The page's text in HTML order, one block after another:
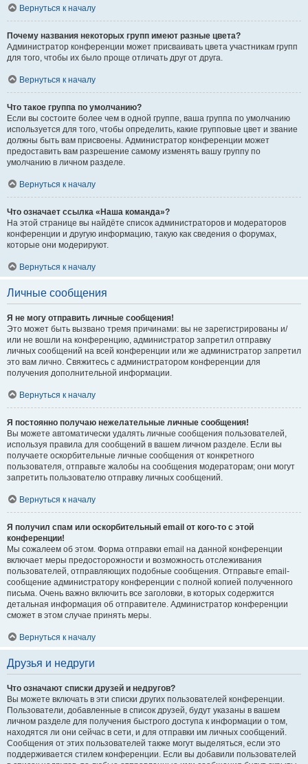
Вернуться к началу
Почему названия некоторых групп имеют разные цвета?
Администратор конференции может присваивать цвета участникам групп
для того, чтобы их было проще отличать друг от друга.
Вернуться к началу
Что такое группа по умолчанию?
Если вы состоите более чем в одной группе, ваша группа по умолчанию
используется для того, чтобы определить, какие групповые цвет и звание
должны быть вам присвоены. Администратор конференции может
предоставить вам разрешение самому изменять вашу группу по
умолчанию в личном разделе.
Вернуться к началу
Что означает ссылка «Наша команда»?
На этой странице вы найдёте список администраторов и модераторов
конференции и другую информацию, такую как сведения о форумах,
которые они модерируют.
Вернуться к началу
Личные сообщения
Я не могу отправить личные сообщения!
Это может быть вызвано тремя причинами: вы не зарегистрированы и/
или не вошли на конференцию, администратор запретил отправку
личных сообщений на всей конференции или же администратор запретил
это вам лично. Свяжитесь с администратором конференции для
получения дополнительной информации.
Вернуться к началу
Я постоянно получаю нежелательные личные сообщения!
Вы можете автоматически удалять личные сообщения пользователей,
используя правила для сообщений в вашем личном разделе. Если вы
получаете оскорбительные личные сообщения от конкретного
пользователя, отправьте жалобы на сообщения модераторам; они могут
запретить пользователю отправку личных сообщений.
Вернуться к началу
Я получил спам или оскорбительный email от кого-то с этой
конференции!
Мы сожалеем об этом. Форма отправки email на данной конференции
включает меры предосторожности и возможность отслеживания
пользователей, отправляющих подобные сообщения. Отправьте email-
сообщение администратору конференции с полной копией полученного
письма. Очень важно включить все заголовки, в которых содержится
детальная информация об отправителе. Администратор конференции
сможет в этом случае принять меры.
Вернуться к началу
Друзья и недруги
Что означают списки друзей и недругов?
Вы можете включать в эти списки других пользователей конференции.
Пользователи, добавленные в список друзей, будут указаны в вашем
личном разделе для получения быстрого доступа к информации о том,
находятся ли они сейчас в сети, и для отправки им личных сообщений.
Сообщения от этих пользователей также могут выделяться, если это
поддерживается стилем конференции. Если вы добавили пользователей